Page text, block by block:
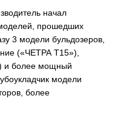
начал
прошедших
3 модели бульдозеров,
(«ЧЕТРА Т15»),
и более мощный
модели
более